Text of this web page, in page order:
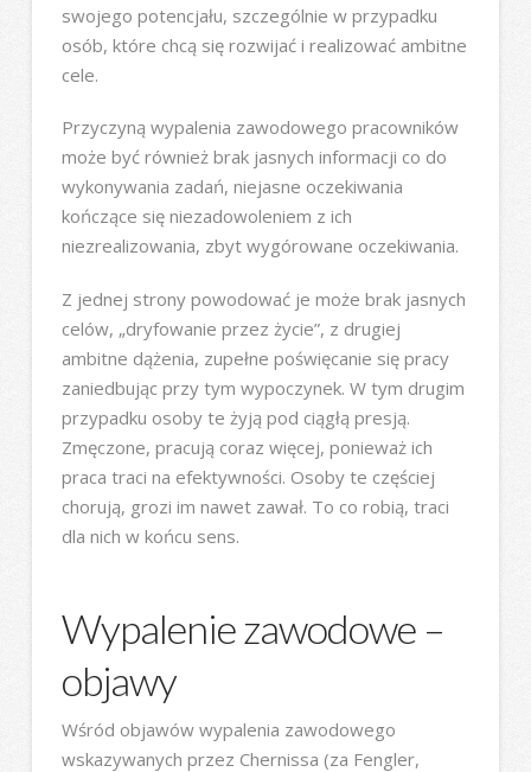
swojego potencjału, szczególnie w przypadku
osób, które chcą się rozwijać i realizować ambitne
cele.
Przyczyną wypalenia zawodowego pracowników
może być również brak jasnych informacji co do
wykonywania zadań, niejasne oczekiwania
kończące się niezadowoleniem z ich
niezrealizowania, zbyt wygórowane oczekiwania.
Z jednej strony powodować je może brak jasnych
celów, „dryfowanie przez życie”, z drugiej
ambitne dążenia, zupełne poświęcanie się pracy
zaniedbując przy tym wypoczynek. W tym drugim
przypadku osoby te żyją pod ciągłą presją.
Zmęczone, pracują coraz więcej, ponieważ ich
praca traci na efektywności. Osoby te częściej
chorują, grozi im nawet zawał. To co robią, traci
dla nich w końcu sens.
Wypalenie zawodowe –
objawy
Wśród objawów wypalenia zawodowego
wskazywanych przez Chernissa (za Fengler,